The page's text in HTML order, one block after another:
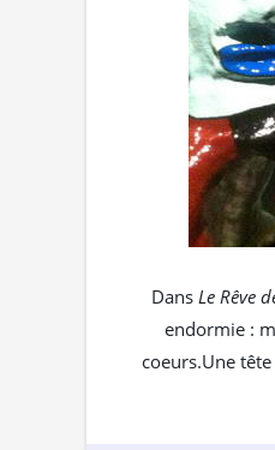
DansLe Rêve
endormie :
coeurs.Une